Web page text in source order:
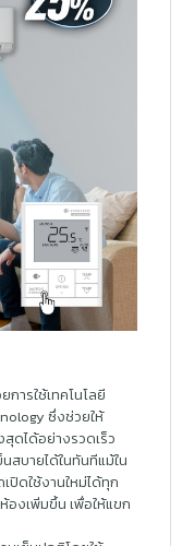
การใช้เทคโนโลยี
ซึ่งช่วยให้
ดได้อย่างรวดเร็ว
สบายได้ในทันทีแม้ใน
ดใช้งานใหม่ได้ทุก
งเพิ่มขึ้น เพื่อให้แขก